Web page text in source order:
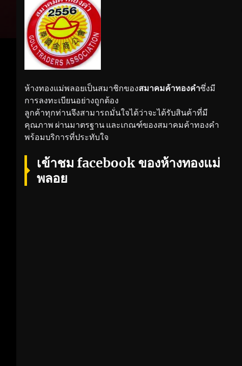
ห้างทองแม่พลอยเป็นสมาชิกของสมาคมค้าทองคำซึ่งมี
การลงทะเบียนอย่างถูกต้อง
ลูกค้าทุกท่านจึงสามารถมั่นใจได้ว่าจะได้รับสินค้าที่มี
คุณภาพ ผ่านมาตรฐาน และเกณฑ์ของสมาคมค้าทองคำ
พร้อมบริการที่ประทับใจ
เข้าชม facebook ของห้างทองแม่
พลอย